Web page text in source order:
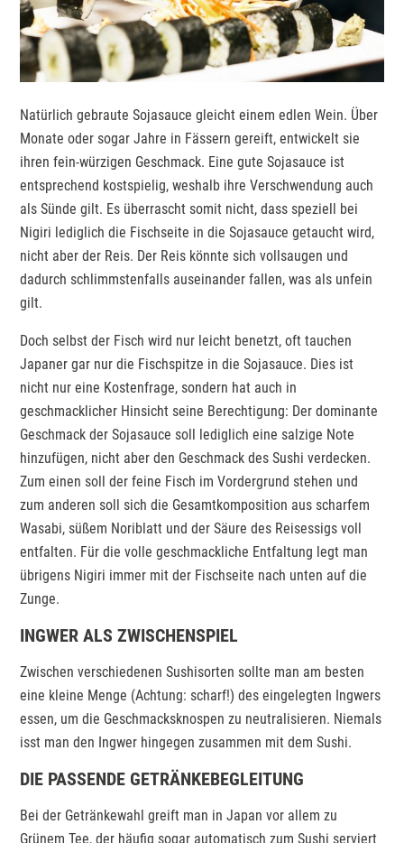
Natürlich gebraute Sojasauce gleicht einem edlen Wein. Über
Monate oder sogar Jahre in Fässern gereift, entwickelt sie
ihren fein-würzigen Geschmack. Eine gute Sojasauce ist
entsprechend kostspielig, weshalb ihre Verschwendung auch
als Sünde gilt. Es überrascht somit nicht, dass speziell bei
Nigiri lediglich die Fischseite in die Sojasauce getaucht wird,
nicht aber der Reis. Der Reis könnte sich vollsaugen und
dadurch schlimmstenfalls auseinander fallen, was als unfein
gilt.
Doch selbst der Fisch wird nur leicht benetzt, oft tauchen
Japaner gar nur die Fischspitze in die Sojasauce. Dies ist
nicht nur eine Kostenfrage, sondern hat auch in
geschmacklicher Hinsicht seine Berechtigung: Der dominante
Geschmack der Sojasauce soll lediglich eine salzige Note
hinzufügen, nicht aber den Geschmack des Sushi verdecken.
Zum einen soll der feine Fisch im Vordergrund stehen und
zum anderen soll sich die Gesamtkomposition aus scharfem
Wasabi, süßem Noriblatt und der Säure des Reisessigs voll
entfalten. Für die volle geschmackliche Entfaltung legt man
übrigens Nigiri immer mit der Fischseite nach unten auf die
Zunge.
INGWER ALS ZWISCHENSPIEL
Zwischen verschiedenen Sushisorten sollte man am besten
eine kleine Menge (Achtung: scharf!) des eingelegten Ingwers
essen, um die Geschmacksknospen zu neutralisieren. Niemals
isst man den Ingwer hingegen zusammen mit dem Sushi.
DIE PASSENDE GETRÄNKEBEGLEITUNG
Bei der Getränkewahl greift man in Japan vor allem zu
Grünem Tee, der häufig sogar automatisch zum Sushi serviert